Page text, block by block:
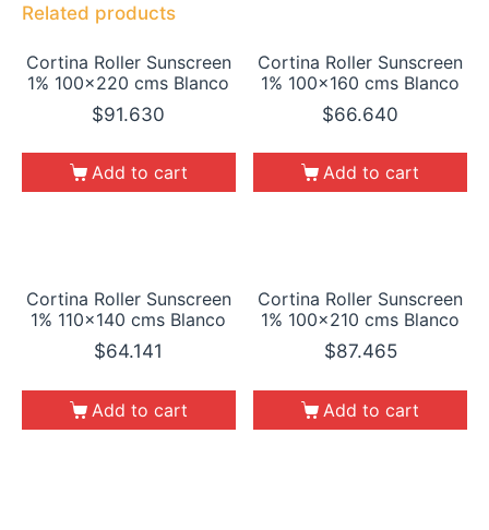
Related products
Cortina Roller Sunscreen
1% 100×220 cms Blanco
$91.630
Add to cart
Cortina Roller Sunscreen
1% 100×160 cms Blanco
$66.640
Add to cart
Cortina Roller Sunscreen
1% 110×140 cms Blanco
$64.141
Add to cart
Cortina Roller Sunscreen
1% 100×210 cms Blanco
$87.465
Add to cart